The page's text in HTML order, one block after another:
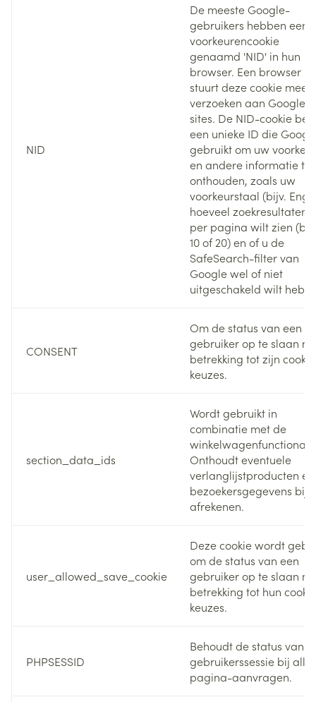
NID
De meeste Google-
gebruikers hebben een
voorkeurencookie
genaamd 'NID' in hun
browser. Een browser
stuurt deze cookie mee
verzoeken aan Google-
sites. De NID-cookie
een unieke ID die
gebruikt om uw
en andere informatie te
onthouden, zoals uw
voorkeurstaal (bijv.
hoeveel zoekresultaten u
per pagina wilt zien
10 of 20) en of u de
SafeSearch-filter van
Google wel of niet
uitgeschakeld wilt
CONSENT
Om de status van een
gebruiker op te slaan
betrekking tot zijn
keuzes.
section_data_ids
Wordt gebruikt in
combinatie met de
Onthoudt eventuele
verlanglijstproducten en
bezoekersgegevens bij
afrekenen.
user_allowed_save_cookie
Deze cookie wordt
om de status van een
gebruiker op te slaan
betrekking tot hun
keuzes.
PHPSESSID
Behoudt de status van
gebruikerssessie bij alle
pagina-aanvragen.